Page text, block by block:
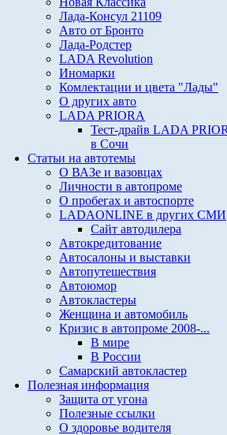
Лада-Консул 21109
Авто от Бронто
Лада-Родстер
LADA Revolution
Иномарки
Комлектации и цвета "Лады"
О других авто
LADA PRIORA
Тест-драйв LADA
в Сочи
Статьи на автотемы
О ВАЗе и вазовцах
Личности в автопроме
О пробегах и автоспорте
LADAONLINE в других СМИ
Сайт автодилера
Автокредитование
Автосалоны и выставки
Автопутешествия
Автоюмор
Автокластеры
Женщина и автомобиль
Кризис в автопроме 2008-...
В мире
В России
Самарский автокластер
Полезная информация
Защита от угона
Полезные ссылки
О здоровье водителя